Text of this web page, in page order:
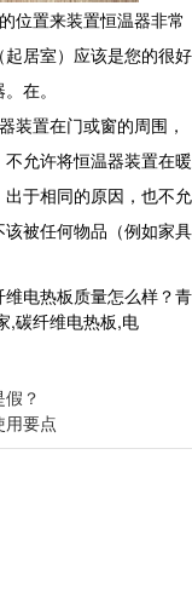
位置来装置恒温器非常
居室）应该是您的很好
在。
装置在门或窗的周围，
允许将恒温器装置在暖
于相同的原因，也不允
被任何物品（例如家具
电热板质量怎么样？青
,碳纤维电热板,电
？
用要点